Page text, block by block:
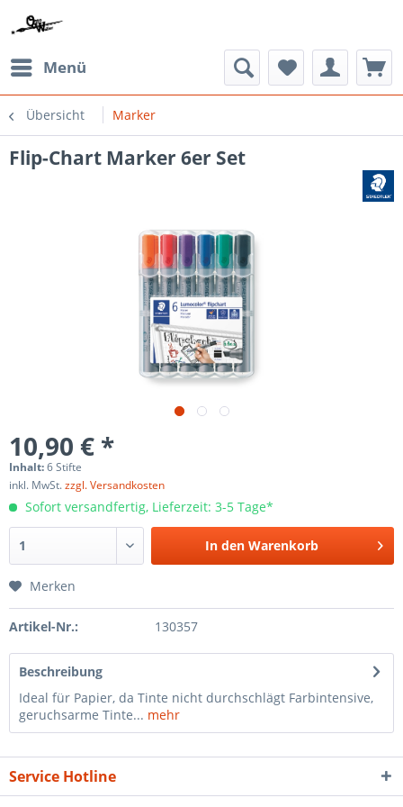
Menü
Übersicht Marker
Flip-Chart Marker 6er Set
10,90 € *
Inhalt:6 Stifte
inkl. MwSt.zzgl. Versandkosten
Sofort versandfertig, Lieferzeit: 3-5 Tage*
In den Warenkorb
Merken
Artikel-Nr.: 130357
Beschreibung
Ideal für Papier, da Tinte nicht durchschlägt Farbintensive,
geruchsarme Tinte... mehr
Service Hotline